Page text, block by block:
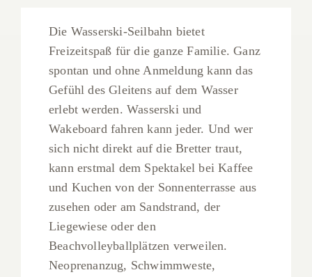
Die Wasserski-Seilbahn bietet
Freizeitspaß für die ganze Familie. Ganz
spontan und ohne Anmeldung kann das
Gefühl des Gleitens auf dem Wasser
erlebt werden. Wasserski und
Wakeboard fahren kann jeder. Und wer
sich nicht direkt auf die Bretter traut,
kann erstmal dem Spektakel bei Kaffee
und Kuchen von der Sonnenterrasse aus
zusehen oder am Sandstrand, der
Liegewiese oder den
Beachvolleyballplätzen verweilen.
Neoprenanzug, Schwimmweste,